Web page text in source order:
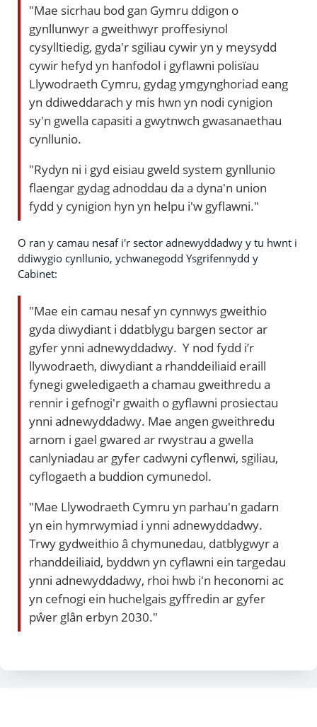
"Mae sicrhau bod gan Gymru ddigon o
gynllunwyr a gweithwyr proffesiynol
cysylltiedig, gyda'r sgiliau cywir yn y meysydd
cywir hefyd yn hanfodol i gyflawni polisïau
Llywodraeth Cymru, gydag ymgynghoriad eang
yn ddiweddarach y mis hwn yn nodi cynigion
sy'n gwella capasiti a gwytnwch gwasanaethau
cynllunio.
"Rydyn ni i gyd eisiau gweld system gynllunio
flaengar gydag adnoddau da a dyna'n union
fydd y cynigion hyn yn helpu i'w gyflawni."
O ran y camau nesaf i'r sector adnewyddadwy y tu hwnt i
ddiwygio cynllunio, ychwanegodd Ysgrifennydd y
Cabinet:
"Mae ein camau nesaf yn cynnwys gweithio
gyda diwydiant i ddatblygu bargen sector ar
gyfer ynni adnewyddadwy. Y nod fydd i’r
llywodraeth, diwydiant a rhanddeiliaid eraill
fynegi gweledigaeth a chamau gweithredu a
rennir i gefnogi'r gwaith o gyflawni prosiectau
ynni adnewyddadwy. Mae angen gweithredu
arnom i gael gwared ar rwystrau a gwella
canlyniadau ar gyfer cadwyni cyflenwi, sgiliau,
cyflogaeth a buddion cymunedol.
"Mae Llywodraeth Cymru yn parhau'n gadarn
yn ein hymrwymiad i ynni adnewyddadwy.
Trwy gydweithio â chymunedau, datblygwyr a
rhanddeiliaid, byddwn yn cyflawni ein targedau
ynni adnewyddadwy, rhoi hwb i'n heconomi ac
yn cefnogi ein huchelgais gyffredin ar gyfer
pŵer glân erbyn 2030."